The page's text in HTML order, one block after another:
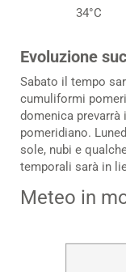
34°C
Evoluzione
Sabato il tempo
cumuliformi
domenica
pomeridiano.
sole, nubi e
temporali sarà in
Meteo in